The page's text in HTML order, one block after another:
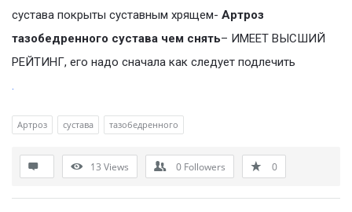
сустава покрыты суставным хрящем- Артроз
тазобедренного сустава чем снять– ИМЕЕТ ВЫСШИЙ
РЕЙТИНГ, его надо сначала как следует подлечить
.
Артроз сустава тазобедренного
13 Views 0 Followers 0